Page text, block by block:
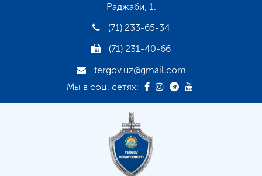
Раджаби, 1.
(71) 233-65-34
(71) 231-40-66
tergov.uz@gmail.com
Мы в соц. сетях: